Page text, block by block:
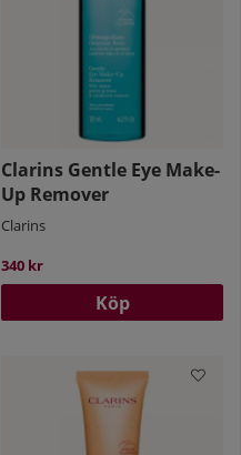
Clarins Gentle Eye Make-
Up Remover
Clarins
340 kr
Köp